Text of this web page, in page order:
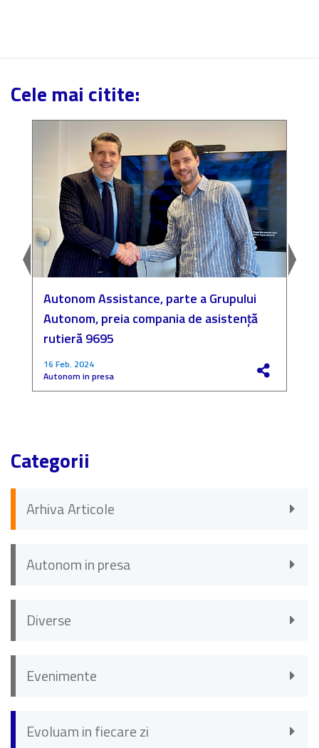
Cele mai citite:
Autonom Assistance, parte a Grupului
Autonom, preia compania de asistență
rutieră 9695
16 Feb. 2024
Autonom in presa
Categorii
Arhiva Articole
Autonom in presa
Diverse
Evenimente
Evoluam in fiecare zi